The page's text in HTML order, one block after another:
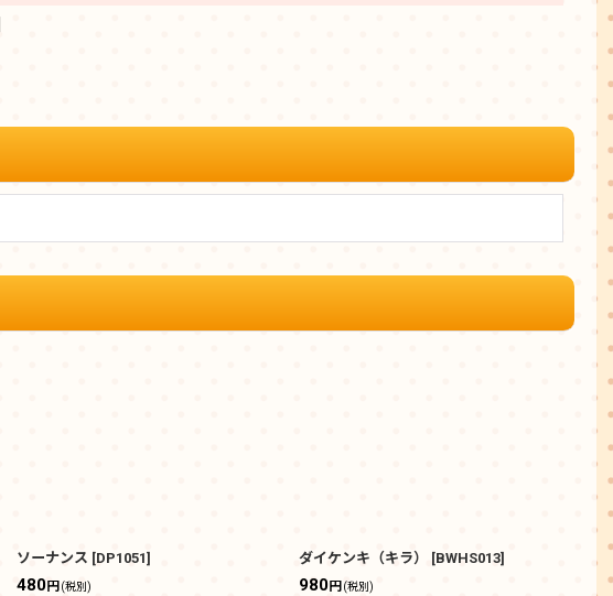
ソーナンス [DP1051]
480円(税別)
ダイケンキ（キラ） [BWHS013]
980円(税別)
ト
250